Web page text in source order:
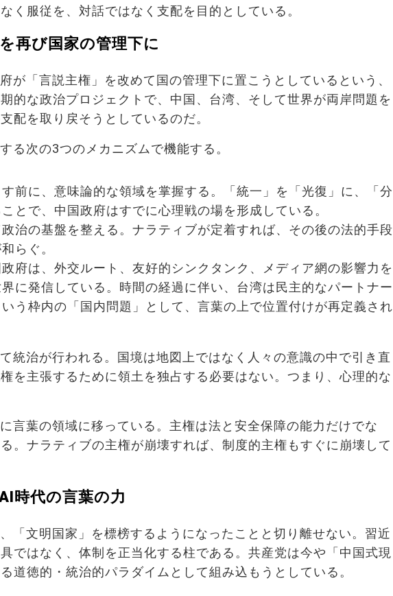
く服従を、対話ではなく支配を目的としている。
再び国家の管理下に
が「言説主権」を改めて国の管理下に置こうとしているという、
的な政治プロジェクトで、中国、台湾、そして世界が両岸問題を
配を取り戻そうとしているのだ。
る次の3つのメカニズムで機能する。
前に、意味論的な領域を掌握する。「統一」を「光復」に、「分
とで、中国政府はすでに心理戦の場を形成している。
治の基盤を整える。ナラティブが定着すれば、その後の法的手段
らぐ。
府は、外交ルート、友好的シンクタンク、メディア網の影響力を
に発信している。時間の経過に伴い、台湾は民主的なパートナー
う枠内の「国内問題」として、言葉の上で位置付けが再定義され
統治が行われる。国境は地図上ではなく人々の意識の中で引き直
を主張するために領土を独占する必要はない。つまり、心理的な
言葉の領域に移っている。主権は法と安全保障の能力だけでな
。ナラティブの主権が崩壊すれば、制度的主権もすぐに崩壊して
時代の言葉の力
「文明国家」を標榜するようになったことと切り離せない。習近
ではなく、体制を正当化する柱である。共産党は今や「中国式現
道徳的・統治的パラダイムとして組み込もうとしている。